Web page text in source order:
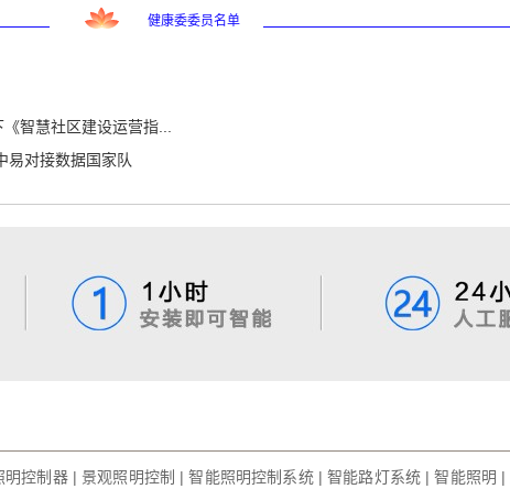
健康委委员名单
智慧社区建设运营指...
易对接数据国家队
明控制器| 景观照明控制 |智能照明控制系统|智能路灯系统 |智能照明 |